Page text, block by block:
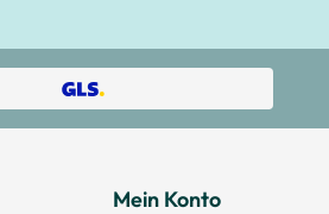
Mein Konto